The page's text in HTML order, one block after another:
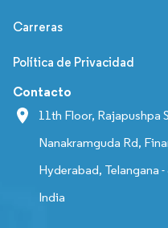
Carreras
Política de Privacidad
Contacto
11th Floor, Rajapushpa
Nanakramguda Rd,
Hyderabad, Telangana -
India